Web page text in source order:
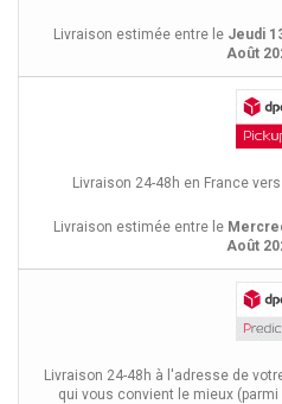
Livraison estimée entre le Jeudi
Août
Livraison 24-48h en France
Livraison estimée entre le
Août
Livraison 24-48h à l'adresse de
qui vous convient le mieux (parmi